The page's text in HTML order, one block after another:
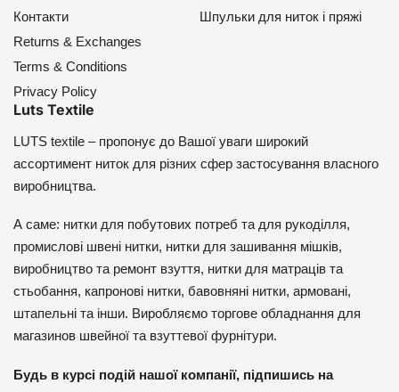
Контакти
Returns & Exchanges
Terms & Conditions
Privacy Policy
Шпульки для ниток і пряжі
Luts Textile
LUTS textile – пропонує до Вашої уваги широкий
ассортимент ниток для різних сфер застосування власного
виробництва.
А саме: нитки для побутових потреб та для рукоділля,
промислові швені нитки, нитки для зашивання мішків,
виробництво та ремонт взуття, нитки для матраців та
стьобання, капронові нитки, бавовняні нитки, армовані,
штапельні та інши. Виробляємо торгове обладнання для
магазинов швейної та взуттевої фурнітури.
Будь в курсі подій нашої компанії, підпишись на